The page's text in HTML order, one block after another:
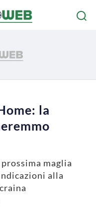
la
maglia
alla